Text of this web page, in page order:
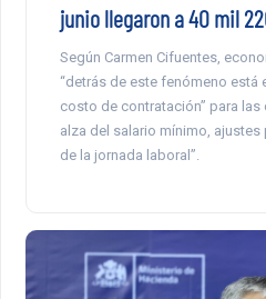
junio llegaron a 40 mil
Según Carmen Cifuentes,
“detrás de este fenómeno está
costo de contratación” para
alza del salario mínimo,
de la jornada laboral”.